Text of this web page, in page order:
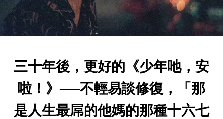
三十年後，更好的《少年吔，安
啦！》──不輕易談修復，「那
是人生最屌的他媽的那種十六七